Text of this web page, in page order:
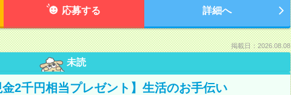
応募する 詳細へ
掲載日：2026.08.08
未読
2千円相当プレゼント】生活のお手伝い